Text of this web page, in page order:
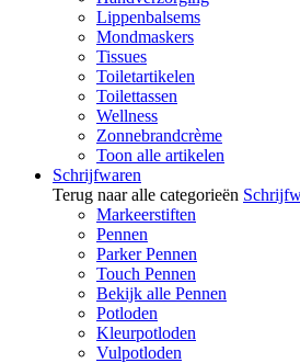
Lippenbalsems
Mondmaskers
Tissues
Toiletartikelen
Toilettassen
Wellness
Zonnebrandcrème
Toon alle artikelen
Schrijfwaren
Terug naar alle categorieën
Markeerstiften
Pennen
Parker Pennen
Touch Pennen
Bekijk alle Pennen
Potloden
Kleurpotloden
Vulpotloden